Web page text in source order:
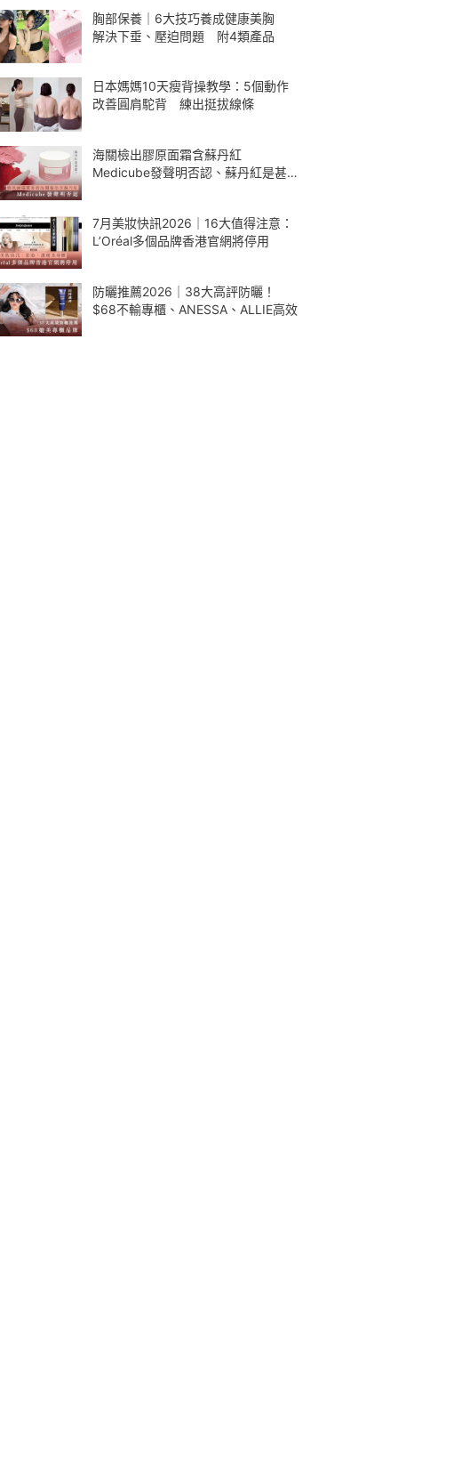
胸部保養｜6大技巧養成健康美胸
解決下垂、壓迫問題 附4類產品
日本媽媽10天瘦背操教學：5個動作
改善圓肩駝背 練出挺拔線條
海關檢出膠原面霜含蘇丹紅
Medicube發聲明否認、蘇丹紅是甚
7月美妝快訊2026｜16大值得注意：
L’Oréal多個品牌香港官網將停用
防曬推薦2026｜38大高評防曬！
$68不輸專櫃、ANESSA、ALLIE高效